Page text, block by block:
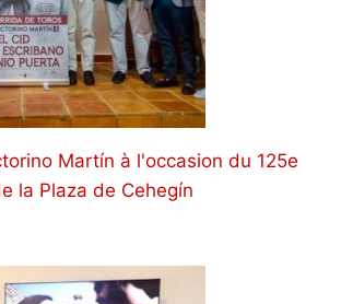
Martín à l'occasion du 125e
la Plaza de Cehegín